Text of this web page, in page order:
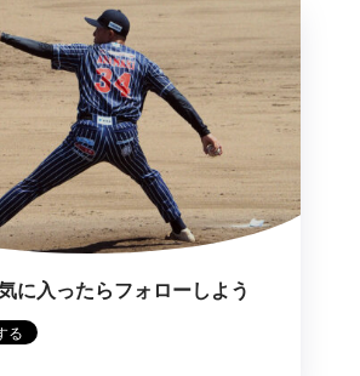
に入ったらフォローしよう